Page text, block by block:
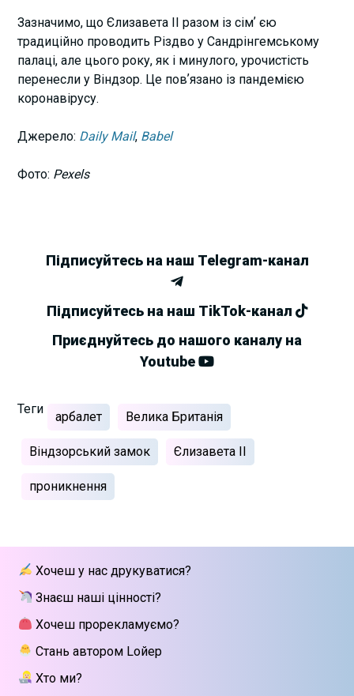
Зазначимо, що Єлизавета II разом із сімʼ єю
традиційно проводить Різдво у Сандрінгемському
палаці, але цього року, як і минулого, урочистість
перенесли у Віндзор. Це повʼязано із пандемією
коронавірусу.
Джерело: Daily Mail, Babel
Фото: Pexels
Підписуйтесь на наш Telegram-канал
Підписуйтесь на наш TikTok-канал
Приєднуйтесь до нашого каналу на
Youtube
Теги
арбалет Велика Британія
Віндзорський замок Єлизавета II
проникнення
Хочеш у нас друкуватися?
Знаєш наші цінності?
Хочеш прорекламуємо?
Стань автором Lойер
Хто ми?